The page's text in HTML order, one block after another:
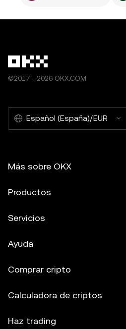
©2017 - 2026 OKX.COM
Español (España)/EUR
Más sobre OKX
Productos
Servicios
Ayuda
Comprar cripto
Calculadora de criptos
Haz trading